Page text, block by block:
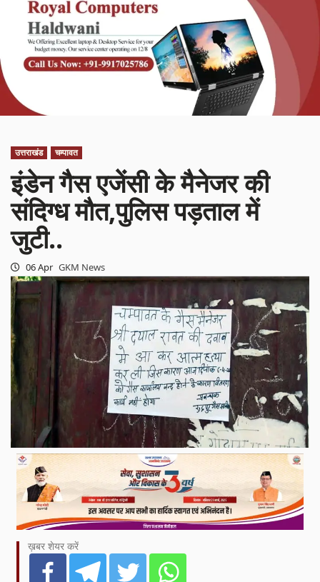
उत्तराखंड चम्पावत
इंडेन गैस एजेंसी के मैनेजर की
संदिग्ध मौत,पुलिस पड़ताल में
जुटी..
06 Apr GKM News
ख़बर शेयर करें